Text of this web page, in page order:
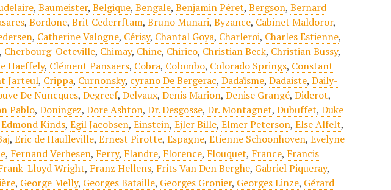
,Baumeister,Belgique,Bengale,Benjamin Péret,Bergson,Bernard
,Bordone,Brit Cederrftam,Bruno Munari,Byzance, Cabinet Maldoror,
, Catherine Valogne, Cérisy, Chantal Goya, Charleroi, Charles Estienne,
, Cherbourg-Octeville, Chimay, Chine, Chirico, Christian Beck, Christian Bussy,
Haeffely, Clément Pansaers, Cobra, Colombo, Colorado Springs, Constant
Jarteul, Crippa, Curnonsky, cyrano De Bergerac,Dadaïsme,Dadaiste,Daily-
De Nuncques,Degreef,Delvaux,Denis Marion,Denise Grangé,Diderot,
Pablo,Doningez,Dore Ashton,Dr. Desgosse,Dr. Montagnet,Dubuffet,Duke
Edmond Kinds,Egil Jacobsen,Einstein,Ejler Bille,Elmer Peterson,Else Alfelt,
,Eric de Haulleville,Ernest Pirotte,Espagne,Etienne Schoonhoven,Evelyne
, Fernand Verhesen, Ferry, Flandre, Florence, Flouquet, France, Francis
Lloyd Wright, Franz Hellens, Frits Van Den Berghe, Gabriel Piqueray,
, George Melly, Georges Bataille, Georges Gronier, Georges Linze, Gérard